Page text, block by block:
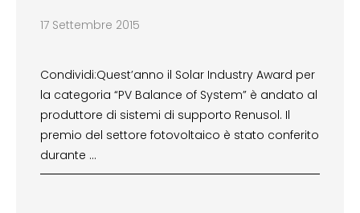
17 Settembre 2015
Condividi:Quest’anno il Solar Industry Award per
la categoria “PV Balance of System” è andato al
produttore di sistemi di supporto Renusol. Il
premio del settore fotovoltaico è stato conferito
durante …